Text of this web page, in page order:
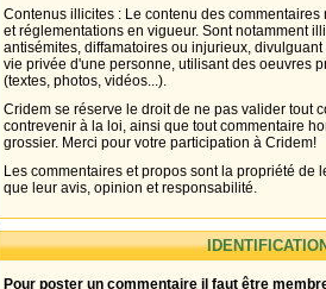
Contenus illicites : Le contenu des
et réglementations en vigueur. Sont notamment
antisémites, diffamatoires ou injurieux,
vie privée d'une personne, utilisant des oeuvres
(textes, photos, vidéos...).
Cridem se réserve le droit de ne pas valider tout
contrevenir à la loi, ainsi que tout commentaire
grossier. Merci pour votre participation à Cridem!
Les commentaires et propos sont la propriété de
que leur avis, opinion et responsabilité.
Pour poster un commentaire il faut être